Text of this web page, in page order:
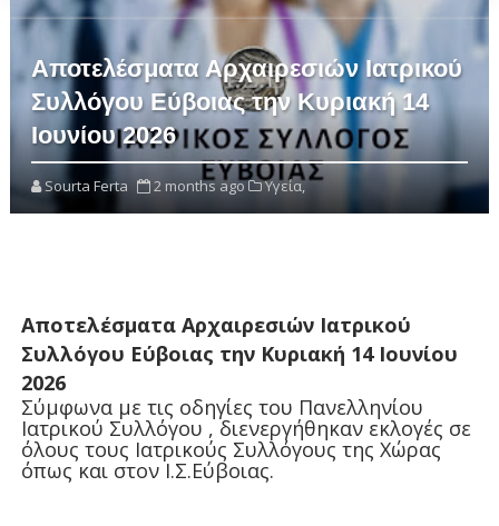
Αποτελέσματα Αρχαιρεσιών Ιατρικού
Συλλόγου Εύβοιας την Κυριακή 14
Ιουνίου 2026
Sourta Ferta 2 months ago Υγεία,
Αποτελέσματα Αρχαιρεσιών Ιατρικού
Συλλόγου Εύβοιας την Κυριακή 14 Ιουνίου
2026
Σύμφωνα με τις οδηγίες του Πανελληνίου
Ιατρικού Συλλόγου , διενεργήθηκαν εκλογές σε
όλους τους Ιατρικούς Συλλόγους της Χώρας
όπως και στον Ι.Σ.Εύβοιας.